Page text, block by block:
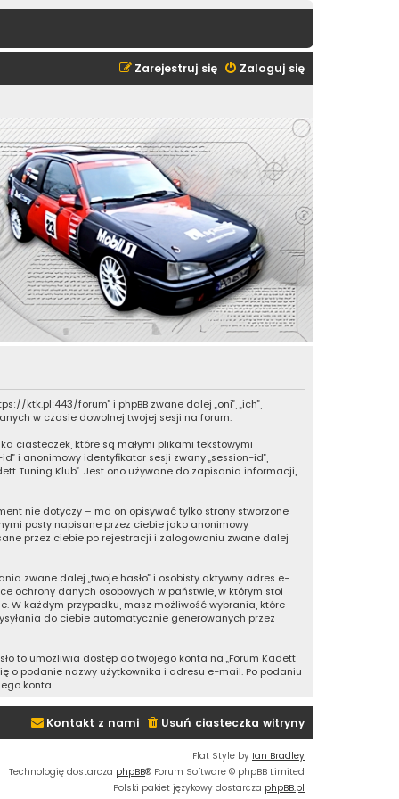
Zaloguj się
Zarejestruj się
ktk.pl:443/forum” i phpBB zwane dalej „oni”, „ich”,
w czasie dowolnej twojej sesji na forum.
ciasteczek, które są małymi plikami tekstowymi
i anonimowy identyfikator sesji zwany „session-id”,
Tuning Klub”. Jest ono używane do zapisania informacji,
nie dotyczy – ma on opisywać tylko strony stworzone
posty napisane przez ciebie jako anonimowy
przez ciebie po rejestracji i zalogowaniu zwane dalej
zwane dalej „twoje hasło” i osobisty aktywny adres e-
ochrony danych osobowych w państwie, w którym stoi
W każdym przypadku, masz możliwość wybrania, które
do ciebie automatycznie generowanych przez
to umożliwia dostęp do twojego konta na „Forum Kadett
o podanie nazwy użytkownika i adresu e-mail. Po podaniu
konta.
Usuń ciasteczka witryny
Kontakt z nami
Flat Style by Ian Bradley
Technologię dostarcza phpBB® Forum Software © phpBB Limited
Polski pakiet językowy dostarcza phpBB.pl